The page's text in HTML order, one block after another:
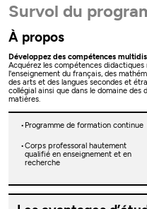
Survol du
À propos
Développez des compétences
Acquérez les compétences
l'enseignement du français, des
des arts et des langues secondes et
collégial ainsi que dans le domaine
matières.
Programme de formation continue
Corps professoral hautement
qualifié en enseignement et en
recherche